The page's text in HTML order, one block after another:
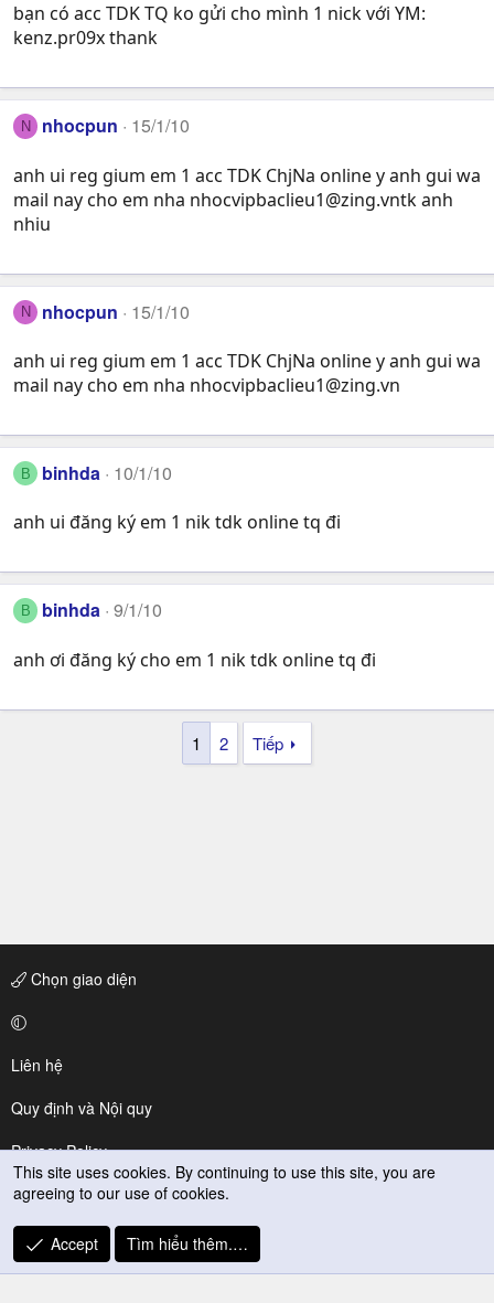
bạn có acc TDK TQ ko gửi cho mình 1 nick với YM:
kenz.pr09x thank
N nhocpun 15/1/10
anh ui reg gium em 1 acc TDK ChjNa online y anh gui wa
mail nay cho em nha nhocvipbaclieu1@zing.vntkanh
nhiu
N nhocpun 15/1/10
anh ui reg gium em 1 acc TDK ChjNa online y anh gui wa
mail nay cho em nha nhocvipbaclieu1@zing.vn
B binhda 10/1/10
anh ui đăng ký em 1 nik tdk online tq đi
B binhda 9/1/10
anh ơi đăng ký cho em 1 nik tdk online tq đi
1 2 Tiếp
Chọn giao diện
Liên hệ
Quy định và Nội quy
Privacy Policy
Trợ giúp
R
S
This site uses cookies. By continuing to use this site, you are
agreeing to our use of cookies.
Accept Tìm hiểu thêm.…